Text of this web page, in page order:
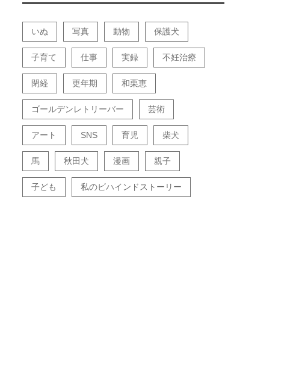
いぬ 写真 動物 保護犬
子育て 仕事 実録 不妊治療
閉経 更年期 和栗恵
ゴールデンレトリーバー 芸術
アート SNS 育児 柴犬
馬 秋田犬 漫画 親子
子ども 私のビハインドストーリー